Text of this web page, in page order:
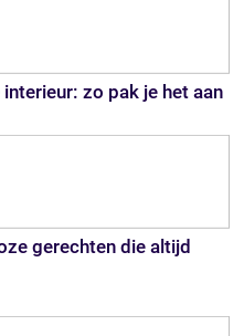
zo pak je het aan
gerechten die altijd